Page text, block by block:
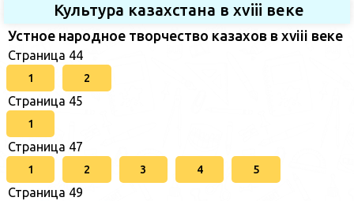
Культура казахстана в xviii веке
Устное народное творчество казахов в xviii веке
Страница 44
1 2
Страница 45
1
Страница 47
1 2 3 4 5
Страница 49